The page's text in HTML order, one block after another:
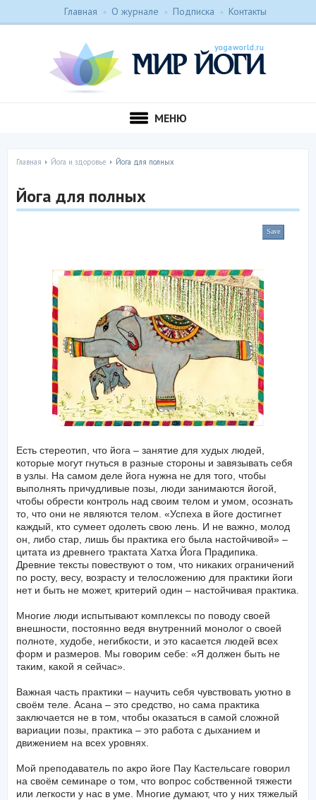
Главная О журнале Подписка Контакты
МЕНЮ
Главная Йога и здоровье Йога для полных
Йога для полных
Save
Есть стереотип, что йога – занятие для худых людей,
которые могут гнуться в разные стороны и завязывать себя
в узлы. На самом деле йога нужна не для того, чтобы
выполнять причудливые позы, люди занимаются йогой,
чтобы обрести контроль над своим телом и умом, осознать
то, что они не являются телом. «Успеха в йоге достигнет
каждый, кто сумеет одолеть свою лень. И не важно, молод
он, либо стар, лишь бы практика его была настойчивой» –
цитата из древнего трактата Хатха Йога Прадипика.
Древние тексты повествуют о том, что никаких ограничений
по росту, весу, возрасту и телосложению для практики йоги
нет и быть не может, критерий один – настойчивая практика.
Многие люди испытывают комплексы по поводу своей
внешности, постоянно ведя внутренний монолог о своей
полноте, худобе, негибкости, и это касается людей всех
форм и размеров. Мы говорим себе: «Я должен быть не
таким, какой я сейчас».
Важная часть практики – научить себя чувствовать уютно в
своём теле. Асана – это средство, но сама практика
заключается не в том, чтобы оказаться в самой сложной
вариации позы, практика – это работа с дыханием и
движением на всех уровнях.
Мой преподаватель по акро йоге Пау Кастельсаге говорил
на своём семинаре о том, что вопрос собственной тяжести
или легкости у нас в уме. Многие думают, что у них тяжелый